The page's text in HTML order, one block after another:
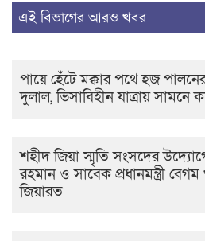
এই বিভাগের আরও খবর
পায়ে হেঁটে মক্কার পথে হজ
দুলাল, ভিসাবিহীন যাত্রায়
শহীদ জিয়া স্মৃতি সংসদের উদ্যোগে
রহমান ও সাবেক প্রধানমন্ত্রী
জিয়ারত